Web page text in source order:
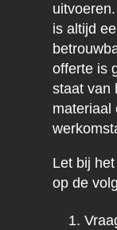
is altijd
offerte is
staat van
materiaal
Let bij
op de